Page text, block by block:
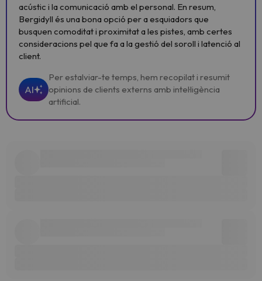
acústic i la comunicació amb el personal. En resum,
Bergidyll és una bona opció per a esquiadors que
busquen comoditat i proximitat a les pistes, amb certes
consideracions pel que fa a la gestió del soroll i latenció al
client.
AI
Per estalviar-te temps, hem recopilat i resumit
opinions de clients externs amb intel·ligència
artificial.